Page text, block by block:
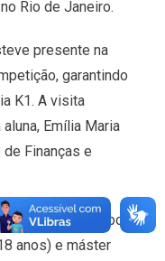
Rio de Janeiro.
presente na
garantindo
K1. A visita
Emília Maria
Finanças e
que participou
anos) e máster